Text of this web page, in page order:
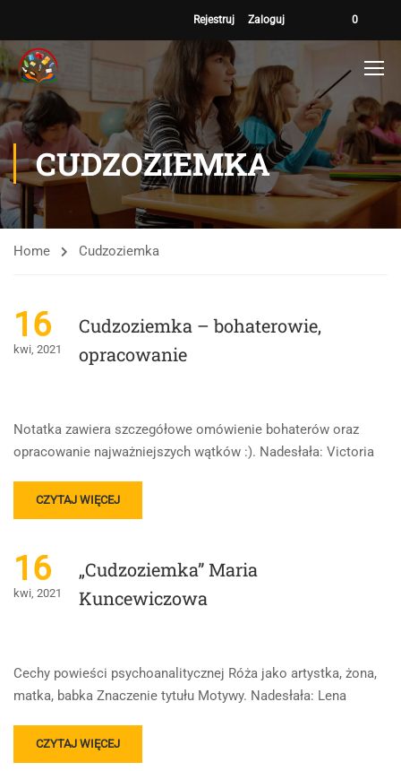
Rejestruj Zaloguj 0
CUDZOZIEMKA
Home Cudzoziemka
16
kwi, 2021
Cudzoziemka – bohaterowie,
opracowanie
Notatka zawiera szczegółowe omówienie bohaterów oraz
opracowanie najważniejszych wątków :). Nadesłała: Victoria
READ
MORE
CUDZOZIEMKA
–
BOHATEROWIE,
OPRACOWANIE
CZYTAJ WIĘCEJ
16
kwi, 2021
„Cudzoziemka” Maria
Kuncewiczowa
Cechy powieści psychoanalitycznej Róża jako artystka, żona,
matka, babka Znaczenie tytułu Motywy. Nadesłała: Lena
READ
MORE
CZYTAJ WIĘCEJ